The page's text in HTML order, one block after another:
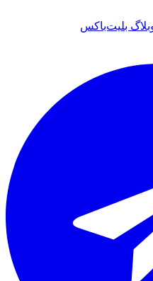
بلیت‌باکس